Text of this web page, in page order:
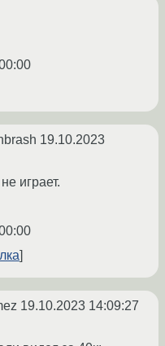
19.10.2023
играет.
19.10.2023 14:09:27